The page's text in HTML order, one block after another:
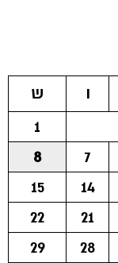
ו
ש
1
7
8
14
15
21
22
28
29